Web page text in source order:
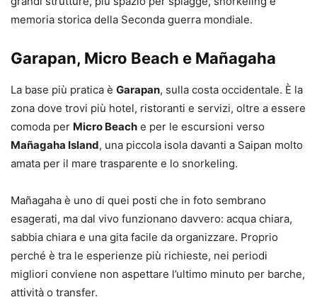
memoria storica della Seconda guerra mondiale.
Garapan, Micro Beach e Mañagaha
La base più pratica è Garapan, sulla costa occidentale. È la
zona dove trovi più hotel, ristoranti e servizi, oltre a essere
comoda per Micro Beach e per le escursioni verso
Mañagaha Island, una piccola isola davanti a Saipan molto
amata per il mare trasparente e lo snorkeling.
Mañagaha è uno di quei posti che in foto sembrano
esagerati, ma dal vivo funzionano davvero: acqua chiara,
sabbia chiara e una gita facile da organizzare. Proprio
perché è tra le esperienze più richieste, nei periodi
migliori conviene non aspettare l’ultimo minuto per barche,
attività o transfer.